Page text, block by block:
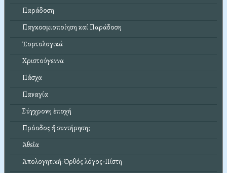
Παράδοση
Παγκοσμιοποίηση καί Παράδοση
Ἑορτολογικά
Χριστούγεννα
Πάσχα
Παναγία
Σύγχρονη ἐποχή
Πρόοδος ἤ συντήρηση;
Ἀθεΐα
Ἀπολογητική: Ὀρθός λόγος-Πίστη